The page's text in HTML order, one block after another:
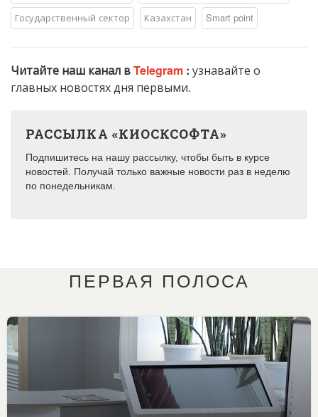
Государственный сектор
Казахстан Smart point
Читайте наш канал вTelegram : узнавайте о
главных новостях дня первыми.
РАССЫЛКА «КИОСКСОФТА»
Подпишитесь на нашу рассылку, чтобы быть в курсе
новостей. Получай только важные новости раз в неделю
по понедельникам.
ПЕРВАЯ ПОЛОСА